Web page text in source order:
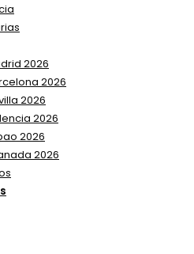
2026
2026
2026
2026
2026
2026